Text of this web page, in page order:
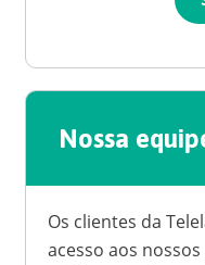
Nossa
Os clientes da
acesso aos